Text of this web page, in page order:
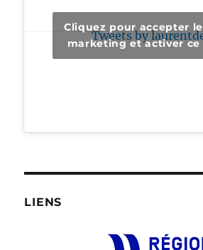
Tweets by
Cliquez pour accepter
marketing et activer ce
LIENS